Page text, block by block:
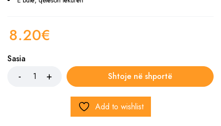
8.20€
Sasia
Shtoje në shportë
Add to wishlist